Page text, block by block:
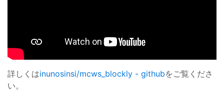
詳しくはinunosinsi/mcws_blockly - githubをご覧くださ
い。